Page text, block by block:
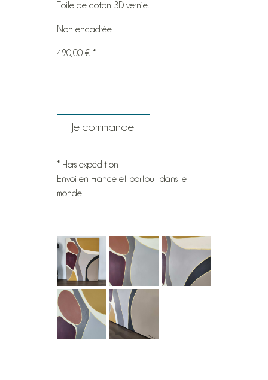
Toile de coton 3D vernie.
Non encadrée
490,00 € *
Je commande
* Hors expédition
Envoi en France et partout dans le
monde